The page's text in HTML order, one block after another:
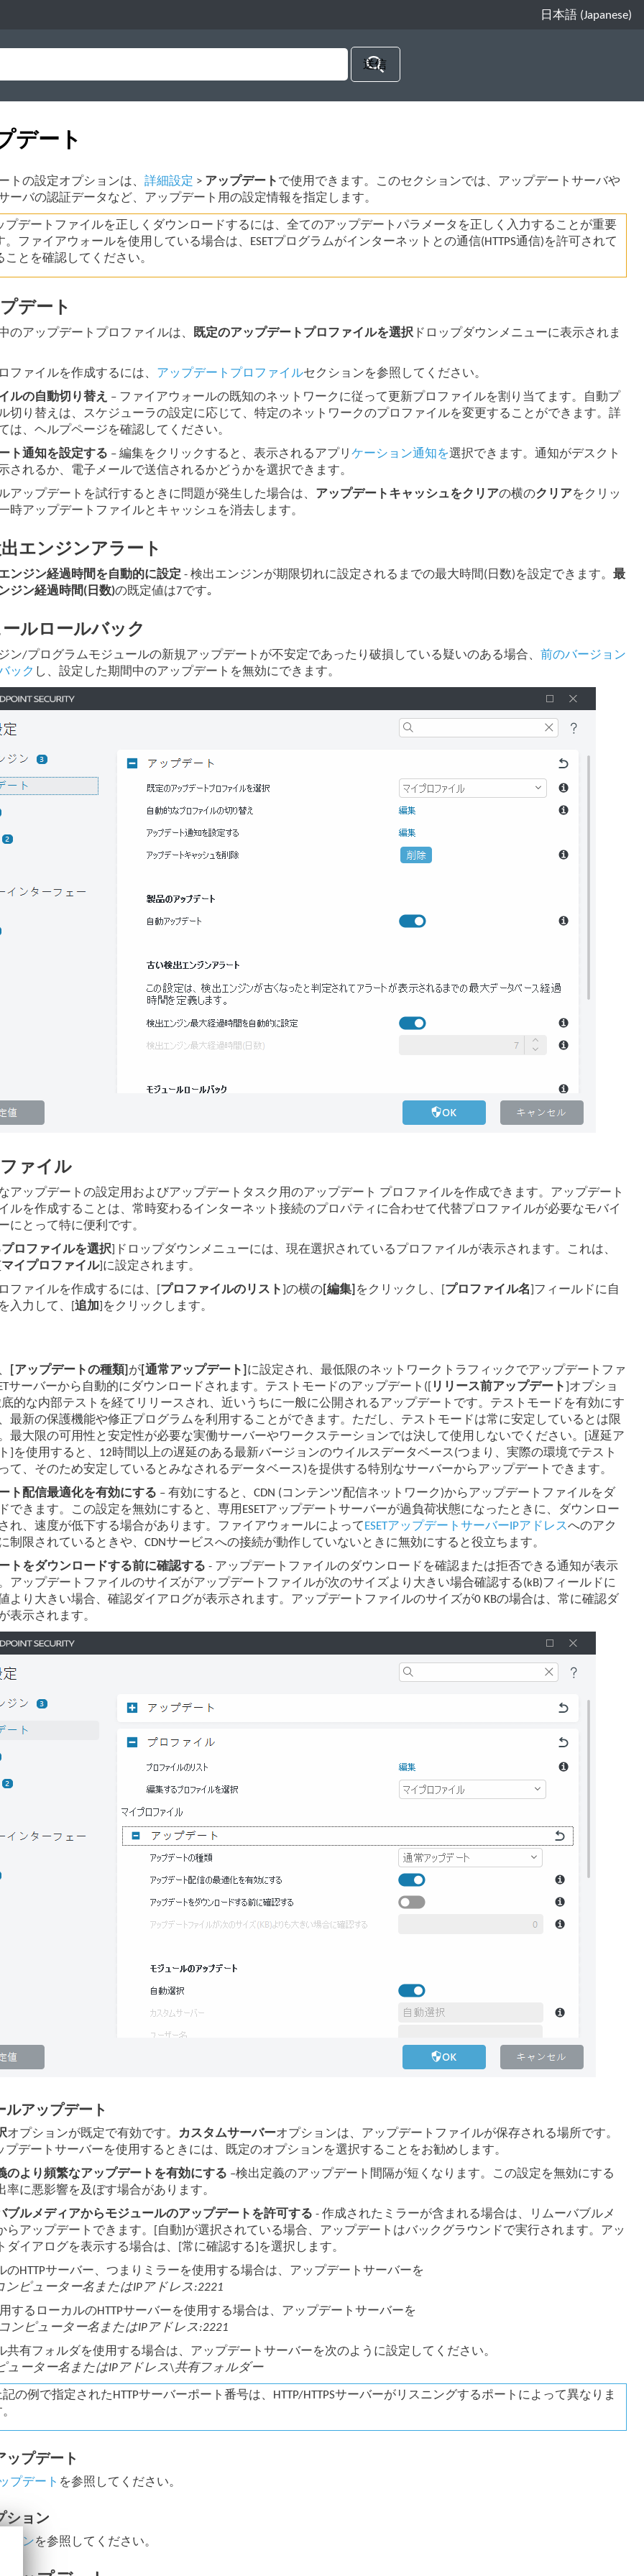
日本語 (Japanese)
デート
トの設定オプションは、詳細設定 > アップデート で使用できます。このセクションでは、アップデートサーバや
ーバの認証データなど、アップデート用の設定情報を指定します。
プデートファイルを正しくダウンロードするには、全てのアップデートパラメータを正しく入力することが重要
。ファイアウォールを使用している場合は、ESETプログラムがインターネットとの通信(HTTPS通信)を許可されて
ことを確認してください。
デート
のアップデートプロファイルは、 既定のアップデートプロファイルを選択ドロップダウンメニューに表示されま
ファイルを作成するには、 アップデートプロファイルセクションを参照してください。
ルの自動切り替え – ファイアウォールの既知のネットワークに従って更新プロファイルを割り当てます。自動プ
切り替えは、スケジューラの設定に応じて、特定のネットワークのプロファイルを変更することができます。詳
は、ヘルプページを確認してください。
ト通知を設定する – 編集をクリックすると、表示されるアプリケーション通知を選択できます。通知がデスクト
されるか、電子メールで送信されるかどうかを選択できます。
アップデートを試行するときに問題が発生した場合は、 アップデートキャッシュをクリアの横のクリアをクリッ
時アップデートファイルとキャッシュを消去します。
エンジンアラート
ンジン経過時間を自動的に設定 - 検出エンジンが期限切れに設定されるまでの最大時間(日数)を設定できます。最
ジン経過時間(日数)の既定値は7です｡
ルロールバック
ン/プログラムモジュールの新規アップデートが不安定であったり破損している疑いのある場合、前のバージョン
ック し、設定した期間中のアップデートを無効にできます。
ァイル
アップデートの設定用およびアップデートタスク用のアップデート プロファイルを作成できます。アップデート
ルを作成することは、常時変わるインターネット接続のプロパティに合わせて代替プロファイルが必要なモバイ
にとって特に便利です。
ロファイルを選択]ドロップダウンメニューには、現在選択されているプロファイルが表示されます。これは、
マイプロファイル]に設定されます。
ファイルを作成するには、[プロファイルのリスト ]の横の [編集] をクリックし、[プロファイル名 ]フィールドに自
入力して、[追加 ]をクリックします。
[アップデートの種類] が [通常アップデート] に設定され、最低限のネットワークトラフィックでアップデートファ
サーバーから自動的にダウンロードされます。テストモードのアップデート([ リリース前アップデート ]オプショ
的な内部テストを経てリリースされ、近いうちに一般に公開されるアップデートです。テストモードを有効にす
最新の保護機能や修正プログラムを利用することができます。ただし、テストモードは常に安定しているとは限
最大限の可用性と安定性が必要な実働サーバーやワークステーションでは決して使用しないでください。[遅延ア
]を使用すると、12時間以上の遅延のある最新バージョンのウイルスデータベース(つまり、実際の環境でテスト
て、そのため安定しているとみなされるデータベース)を提供する特別なサーバーからアップデートできます。
ト配信最適化を有効にする – 有効にすると、CDN (コンテンツ配信ネットワーク)からアップデートファイルをダ
できます。この設定を無効にすると、専用ESETアップデートサーバーが過負荷状態になったときに、ダウンロー
れ、速度が低下する場合があります。ファイアウォールによって ESETアップデートサーバーIPアドレスへのアク
制限されているときや、CDNサービスへの接続が動作していないときに無効にすると役立ちます。
トをダウンロードする前に確認する - アップデートファイルのダウンロードを確認または拒否できる通知が表示
アップデートファイルのサイズがアップデートファイルが次のサイズより大きい場合確認する(kB)フィールドに
より大きい場合、確認ダイアログが表示されます。アップデートファイルのサイズが0 KBの場合は、常に確認ダ
表示されます。
ルアップデート
オプションが既定で有効です。 カスタムサーバーオプションは、アップデートファイルが保存される場所です。
プデートサーバーを使用するときには、既定のオプションを選択することをお勧めします。
のより頻繁なアップデートを有効にする –検出定義のアップデート間隔が短くなります。この設定を無効にする
率に悪影響を及ぼす場合があります。
ブルメディアからモジュールのアップデートを許可する - 作成されたミラーが含まれる場合は、リムーバブルメ
らアップデートできます。[自動]が選択されている場合、アップデートはバックグラウンドで実行されます。アッ
ダイアログを表示する場合は、[常に確認する]を選択します。
のHTTPサーバー、つまりミラーを使用する場合は、アップデートサーバーを
ピューター名またはIPアドレス:2221
用するローカルのHTTPサーバーを使用する場合は、アップデートサーバーを
ンピューター名またはIPアドレス:2221
共有フォルダを使用する場合は、アップデートサーバーを次のように設定してください。
ューター名またはIPアドレス\共有フォルダー
記の例で指定されたHTTPサーバーポート番号は、HTTP/HTTPSサーバーがリスニングするポートによって異なりま
ップデート
プデート を参照してください。
ション
ョンを参照してください。